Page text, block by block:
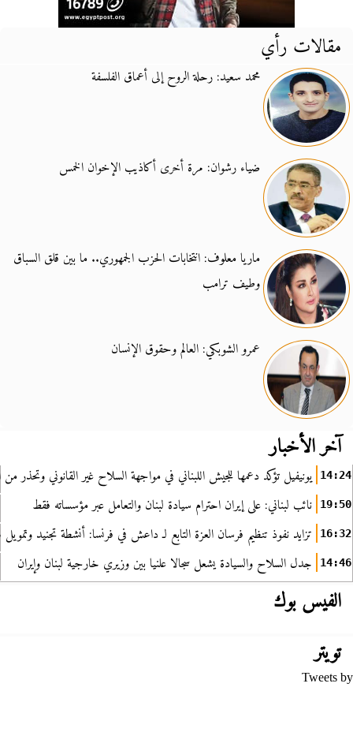
مقالات رأي
محمد سعيد: رحلة الروح إلى أعماق الفلسفة
ضياء رشوان: مرة أخرى أكاذيب الإخوان الخمس
ماريا معلوف: انتخابات الحزب الجمهوري.. ما بين قلق السباق
وطيف ترامب
عمرو الشوبكي: العالم وحقوق الإنسان
آخر الأخبار
14:24 يونيفيل تؤكد دعمها للجيش اللبناني في مواجهة السلاح غير القانوني وتحذر من
19:50 نائب لبناني: على إيران احترام سيادة لبنان والتعامل عبر مؤسساته فقط
16:32 تزايد نفوذ تنظيم فرسان العزة التابع لـ داعش في فرنسا: أنشطة تجنيد
14:46 جدل السلاح والسيادة يشعل سجالا علنيا بين وزيري خارجية لبنان وإيران
الفيس بوك
تويتر
Tweets by